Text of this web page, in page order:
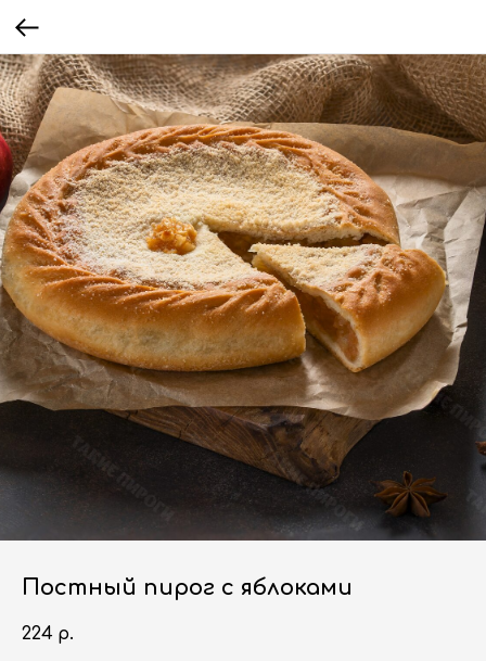
Постный пирог с яблоками
224 р.